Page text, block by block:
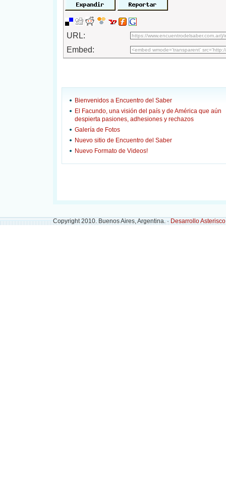
URL:
Embed:
Bienvenidos a Encuentro del Saber
El Facundo, una visión del país y de América que aún
despierta pasiones, adhesiones y rechazos
Galería de Fotos
Nuevo sitio de Encuentro del Saber
Nuevo Formato de Videos!
Copyright 2010. Buenos Aires, Argentina. ·Desarrollo